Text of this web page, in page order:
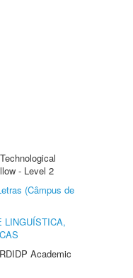
- Level 2
(Câmpus de
LINGUÍSTICA,
Academic